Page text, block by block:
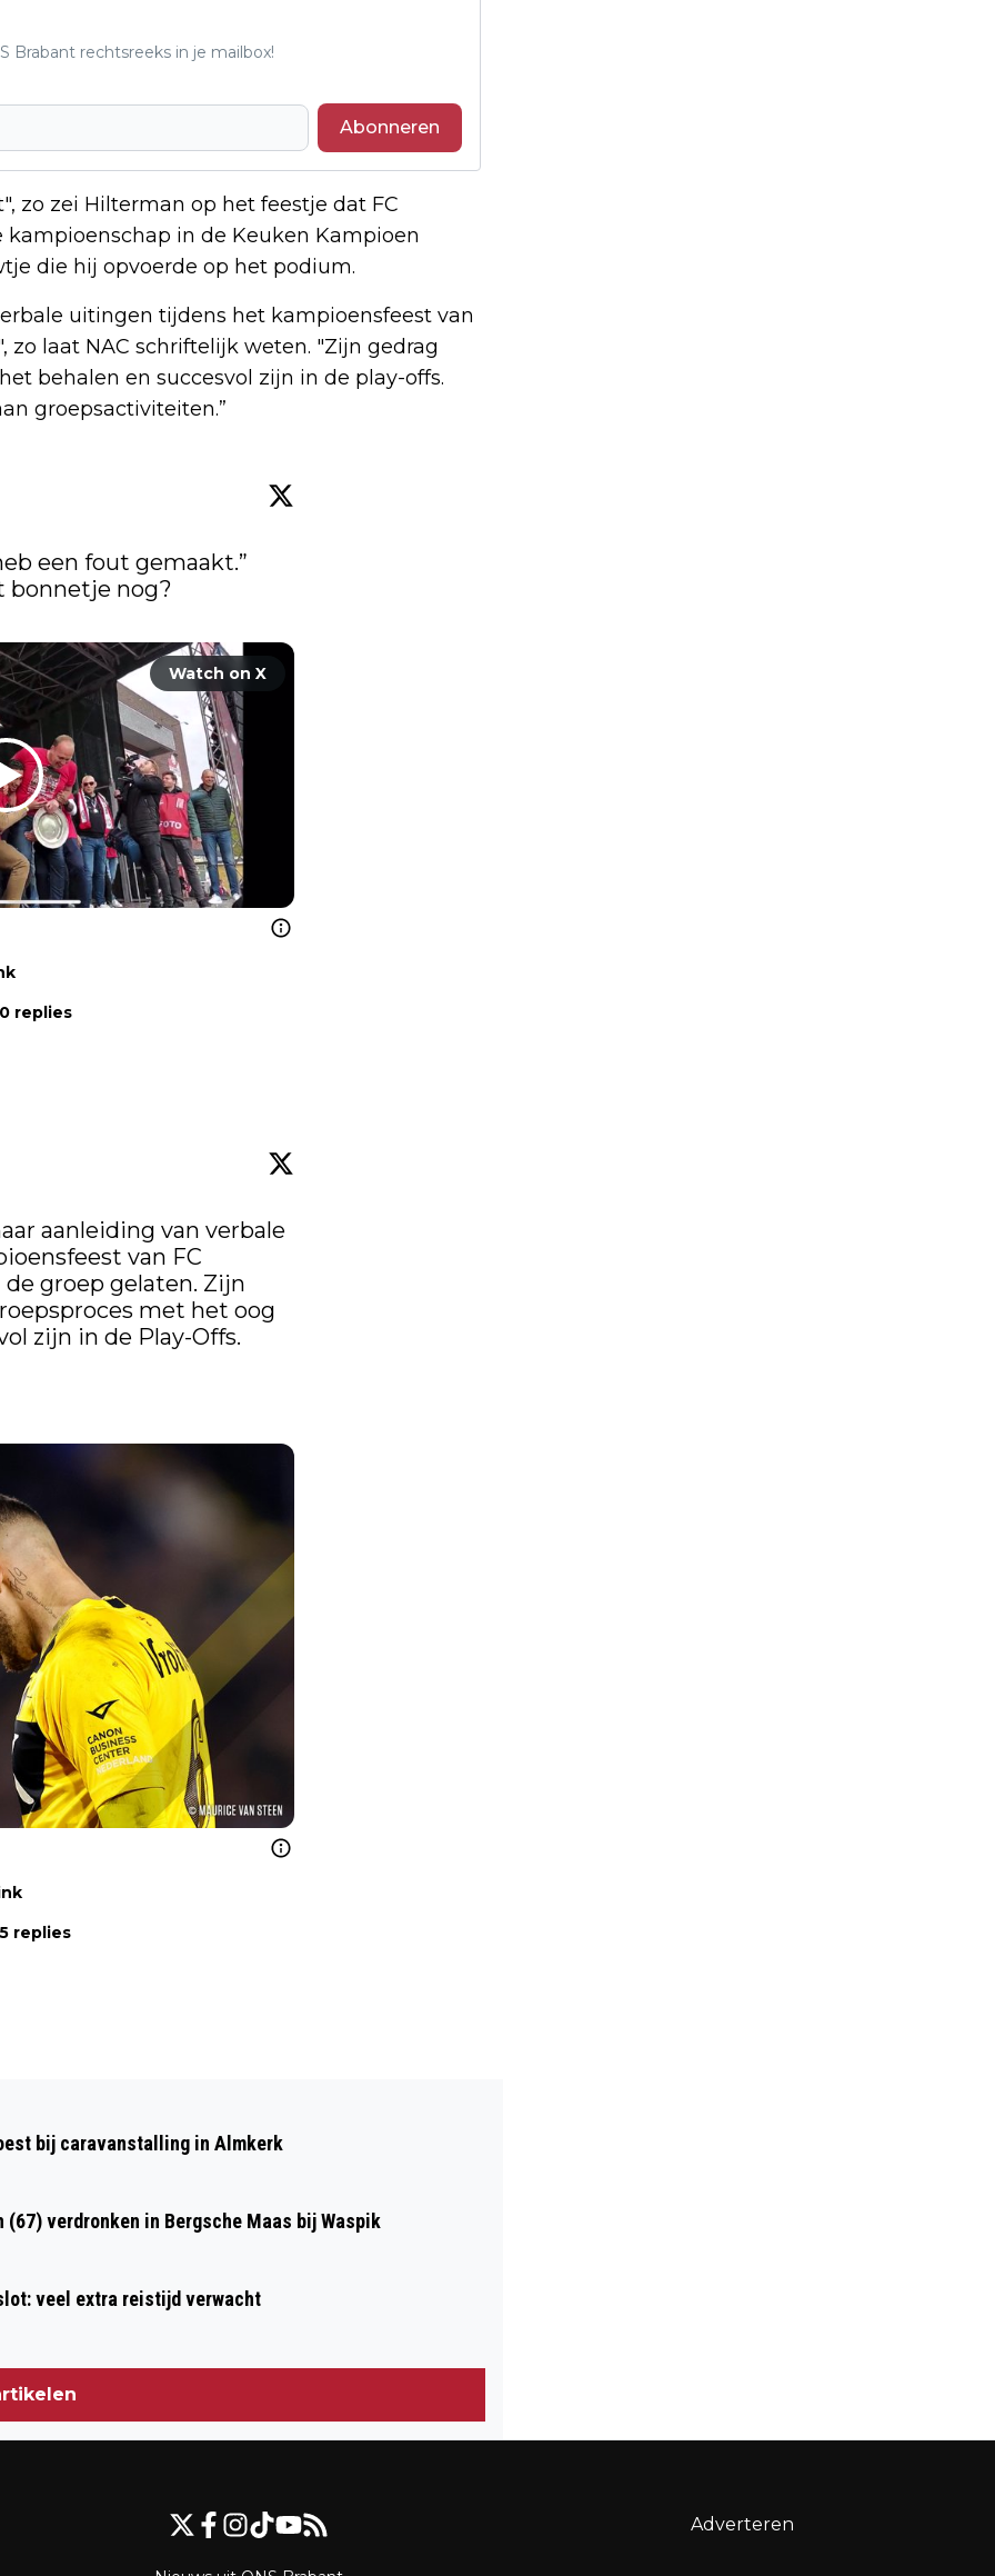
Brabant rechtsreeks in je mailbox!
Abonneren
zo zei Hilterman op het feestje dat FC
in de Keuken Kampioen
die hij opvoerde op het podium.
uitingen tijdens het kampioensfeest van
laat NAC schriftelijk weten. "Zijn gedrag
behalen en succesvol zijn in de play-offs.
groepsactiviteiten.”
Watch on X
replies
aanleiding van verbale
van FC
groep gelaten. Zijn
met het oog
zijn in de Play-Offs.
replies
AAN IN ONDERZOEK DOOD
bij caravanstalling in Almkerk
verdronken in Bergsche Maas bij Waspik
veel extra reistijd verwacht
Adverteren